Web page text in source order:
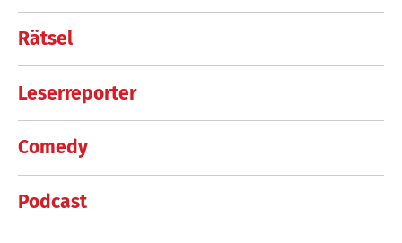
Rätsel
Leserreporter
Comedy
Podcast